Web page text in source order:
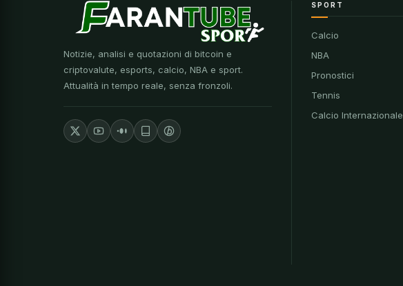
Notizie, analisi e quotazioni di bitcoin e
criptovalute, esports, calcio, NBA e sport.
Attualità in tempo reale, senza fronzoli.
SPORT
Calcio
NBA
Pronostici
Tennis
Calcio Internazionale